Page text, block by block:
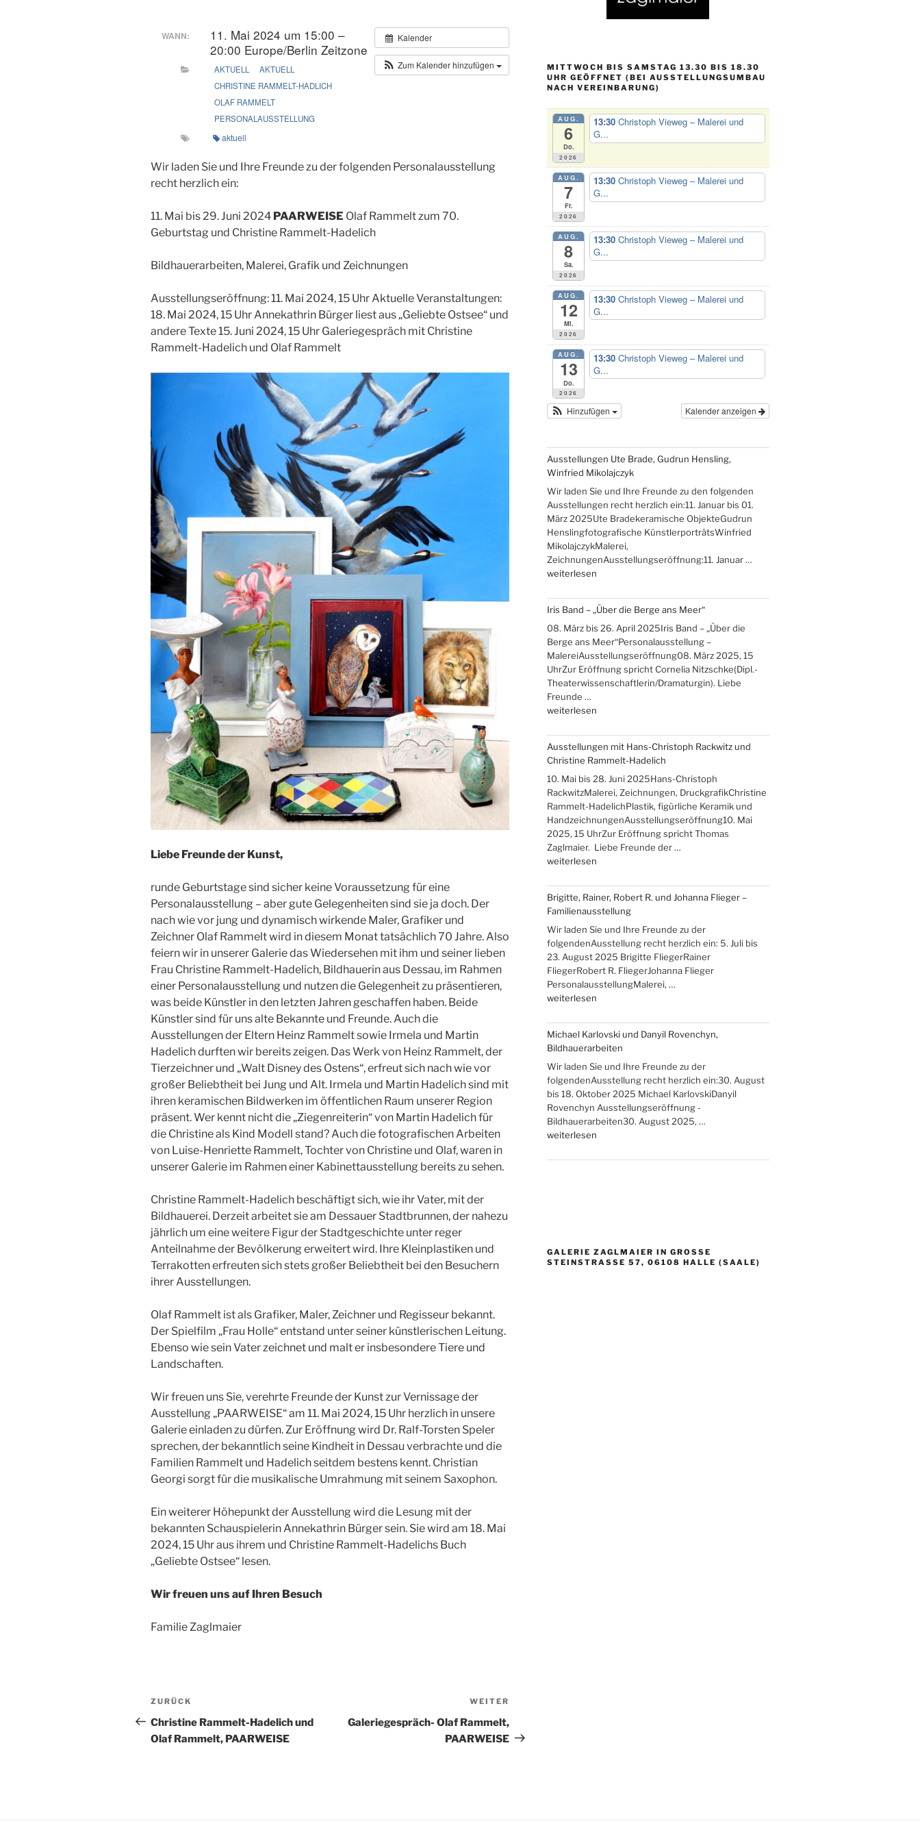
Kalender
Zum Kalender hinzufügen
WANN:
11. Mai 2024 um 15:00 –
20:00 Europe/Berlin Zeitzone
AKTUELL
AKTUELL
CHRISTINE RAMMELT-HADLICH
OLAF RAMMELT
PERSONALAUSSTELLUNG
aktuell
Wir laden Sie und Ihre Freunde zu der folgenden Personalausstellung
recht herzlich ein:
11. Mai bis 29. Juni 2024 PAARWEISE Olaf Rammelt zum 70.
Geburtstag und Christine Rammelt-Hadelich
Bildhauerarbeiten, Malerei, Grafik und Zeichnungen
Ausstellungseröffnung: 11. Mai 2024, 15 Uhr Aktuelle Veranstaltungen:
18. Mai 2024, 15 Uhr Annekathrin Bürger liest aus „Geliebte Ostsee“ und
andere Texte 15. Juni 2024, 15 Uhr Galeriegespräch mit Christine
Rammelt-Hadelich und Olaf Rammelt
Liebe Freunde der Kunst,
runde Geburtstage sind sicher keine Voraussetzung für eine
Personalausstellung – aber gute Gelegenheiten sind sie ja doch. Der
nach wie vor jung und dynamisch wirkende Maler, Grafiker und
Zeichner Olaf Rammelt wird in diesem Monat tatsächlich 70 Jahre. Also
feiern wir in unserer Galerie das Wiedersehen mit ihm und seiner lieben
Frau Christine Rammelt-Hadelich, Bildhauerin aus Dessau, im Rahmen
einer Personalausstellung und nutzen die Gelegenheit zu präsentieren,
was beide Künstler in den letzten Jahren geschaffen haben. Beide
Künstler sind für uns alte Bekannte und Freunde. Auch die
Ausstellungen der Eltern Heinz Rammelt sowie Irmela und Martin
Hadelich durften wir bereits zeigen. Das Werk von Heinz Rammelt, der
Tierzeichner und „Walt Disney des Ostens“, erfreut sich nach wie vor
großer Beliebtheit bei Jung und Alt. Irmela und Martin Hadelich sind mit
ihren keramischen Bildwerken im öffentlichen Raum unserer Region
präsent. Wer kennt nicht die „Ziegenreiterin“ von Martin Hadelich für
die Christine als Kind Modell stand? Auch die fotografischen Arbeiten
von Luise-Henriette Rammelt, Tochter von Christine und Olaf, waren in
unserer Galerie im Rahmen einer Kabinettausstellung bereits zu sehen.
Christine Rammelt-Hadelich beschäftigt sich, wie ihr Vater, mit der
Bildhauerei. Derzeit arbeitet sie am Dessauer Stadtbrunnen, der nahezu
jährlich um eine weitere Figur der Stadtgeschichte unter reger
Anteilnahme der Bevölkerung erweitert wird. Ihre Kleinplastiken und
Terrakotten erfreuten sich stets großer Beliebtheit bei den Besuchern
ihrer Ausstellungen.
Olaf Rammelt ist als Grafiker, Maler, Zeichner und Regisseur bekannt.
Der Spielfilm „Frau Holle“ entstand unter seiner künstlerischen Leitung.
Ebenso wie sein Vater zeichnet und malt er insbesondere Tiere und
Landschaften.
Wir freuen uns Sie, verehrte Freunde der Kunst zur Vernissage der
Ausstellung „PAARWEISE“ am 11. Mai 2024, 15 Uhr herzlich in unsere
Galerie einladen zu dürfen. Zur Eröffnung wird Dr. Ralf-Torsten Speler
sprechen, der bekanntlich seine Kindheit in Dessau verbrachte und die
Familien Rammelt und Hadelich seitdem bestens kennt. Christian
Georgi sorgt für die musikalische Umrahmung mit seinem Saxophon.
Ein weiterer Höhepunkt der Ausstellung wird die Lesung mit der
bekannten Schauspielerin Annekathrin Bürger sein. Sie wird am 18. Mai
2024, 15 Uhr aus ihrem und Christine Rammelt-Hadelichs Buch
„Geliebte Ostsee“ lesen.
Wir freuen uns auf Ihren Besuch
Familie Zaglmaier
Beitragsnavigation
Vorheriger
Beitrag
ZURÜCK
Christine Rammelt-Hadelich und
Olaf Rammelt, PAARWEISE
WEITER
Galeriegespräch- Olaf Rammelt,
PAARWEISE
MITTWOCH BIS SAMSTAG 13.30 BIS 18.30
UHR GEÖFFNET (BEI AUSSTELLUNGSUMBAU
NACH VEREINBARUNG)
AUG.
6
Do.
2026
13:30Christoph Vieweg – Malerei und
G...
AUG.
7
Fr.
2026
13:30Christoph Vieweg – Malerei und
G...
AUG.
8
Sa.
2026
13:30Christoph Vieweg – Malerei und
G...
AUG.
12
Mi.
2026
13:30Christoph Vieweg – Malerei und
G...
AUG.
13
Do.
2026
13:30Christoph Vieweg – Malerei und
G...
Kalender anzeigen
Hinzufügen
Ausstellungen Ute Brade, Gudrun Hensling,
Winfried Mikolajczyk
Wir laden Sie und Ihre Freunde zu den folgenden
Ausstellungen recht herzlich ein:11. Januar bis 01.
März 2025Ute Bradekeramische ObjekteGudrun
Henslingfotografische KünstlerporträtsWinfried
MikolajczykMalerei,
ZeichnungenAusstellungseröffnung:11. Januar …
„Ausstellungen
Brade,
Gudrun
Hensling,
Winfried
Mikolajczyk“
weiterlesen
Iris Band – „Über die Berge ans Meer“
08. März bis 26. April 2025Iris Band – „Über die
Berge ans Meer“Personalausstellung –
MalereiAusstellungseröffnung08. März 2025, 15
UhrZur Eröffnung spricht Cornelia Nitzschke(Dipl.-
Theaterwissenschaftlerin/Dramaturgin). Liebe
Freunde …
„Iris
–
„Über
die
Berge
ans
Meer““
weiterlesen
Ausstellungen mit Hans-Christoph Rackwitz und
Christine Rammelt-Hadelich
10. Mai bis 28. Juni 2025Hans-Christoph
RackwitzMalerei, Zeichnungen, DruckgrafikChristine
Rammelt-HadelichPlastik, figürliche Keramik und
HandzeichnungenAusstellungseröffnung10. Mai
2025, 15 UhrZur Eröffnung spricht Thomas
Zaglmaier. Liebe Freunde der …
„Ausstellungen
Hans-
Christoph
Rackwitz
und
Christine
Rammelt-
Hadelich“
weiterlesen
Brigitte, Rainer, Robert R. und Johanna Flieger –
Familienausstellung
Wir laden Sie und Ihre Freunde zu der
folgendenAusstellung recht herzlich ein: 5. Juli bis
23. August 2025 Brigitte FliegerRainer
FliegerRobert R. FliegerJohanna Flieger
PersonalausstellungMalerei, …
„Brigitte,
Robert
R.
und
Johanna
Flieger
–
Familienausstellung“
weiterlesen
Michael Karlovski und Danyil Rovenchyn,
Bildhauerarbeiten
Wir laden Sie und Ihre Freunde zu der
folgendenAusstellung recht herzlich ein:30. August
bis 18. Oktober 2025 Michael KarlovskiDanyil
Rovenchyn Ausstellungseröffnung -
Bildhauerarbeiten30. August 2025, …
„Michael
und
weiterlesen
GALERIE ZAGLMAIER IN GROSSE S
TEINSTRASSE 57, 06108 HALLE (SAALE)